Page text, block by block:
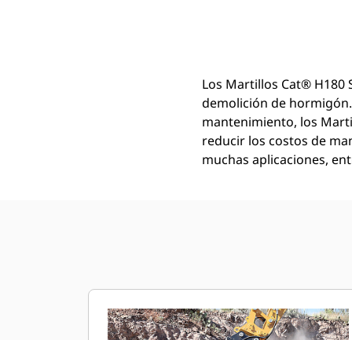
Los Martillos Cat® H180
demolición de
mantenimiento, los
reducir los costos de
muchas aplicaciones,